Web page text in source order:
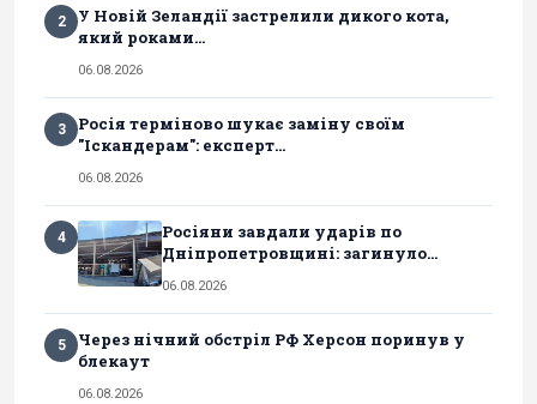
2
У Новій Зеландії застрелили дикого кота,
який роками...
06.08.2026
3
Росія терміново шукає заміну своїм
"Іскандерам": експерт...
06.08.2026
4
Росіяни завдали ударів по
Дніпропетровщині: загинуло...
06.08.2026
5
Через нічний обстріл РФ Херсон поринув у
блекаут
06.08.2026